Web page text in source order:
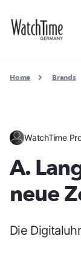
Home Brands
WatchTime
A.
neue
Die